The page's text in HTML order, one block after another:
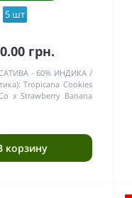
5 шт
грн.
- 60% ИНДИКА
Tropicana Cookies
x Strawberry Banana
корзину